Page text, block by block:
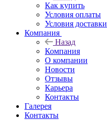
Как купить
Условия оплаты
Условия доставки
Компания
Назад
Компания
О компании
Новости
Отзывы
Карьера
Контакты
Галерея
Контакты